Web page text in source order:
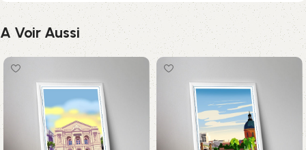
A Voir Aussi